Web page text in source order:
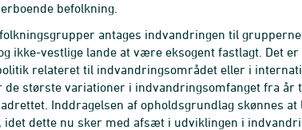
befolkning.
antages indvandringen til
ikke-vestlige lande at være eksogent fastlagt. Det
relateret til indvandringsområdet eller i
de største variationer i indvandringsomfanget fra
Inddragelsen af opholdsgrundlag skønnes
dette nu sker med afsæt i udviklingen i